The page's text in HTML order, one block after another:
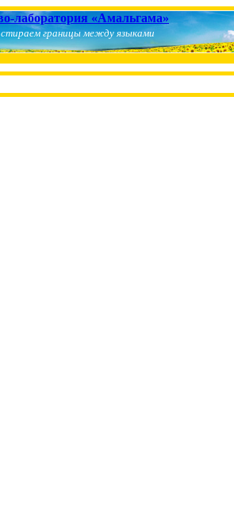
лаборатория «Амальгама»
границы между языками